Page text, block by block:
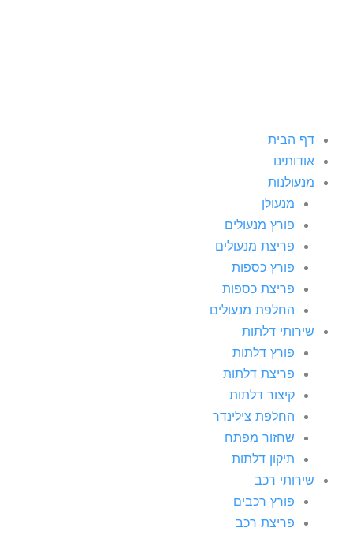
דף הבית
אודותינו
מנעולנות
מנעולן
פורץ מנעולים
פריצת מנעולים
פורץ כספות
פריצת כספות
החלפת מנעולים
שירותי דלתות
פורץ דלתות
פריצת דלתות
קיצור דלתות
החלפת צילינדר
שחזור מפתח
תיקון דלתות
שירותי רכב
פורץ רכבים
פריצת רכב